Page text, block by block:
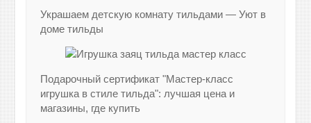
Украшаем детскую комнату тильдами — Уют в
доме тильды
Подарочный сертификат "Мастер-класс
игрушка в стиле тильда": лучшая цена и
магазины, где купить